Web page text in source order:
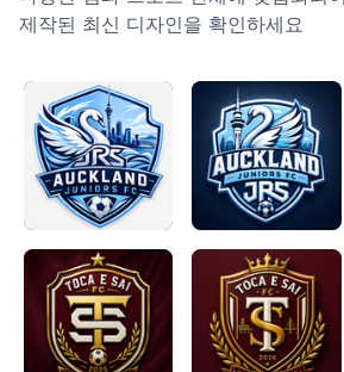
제작된 최신 디자인을 확인하세요